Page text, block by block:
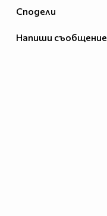
Сподели
Напиши съобщение